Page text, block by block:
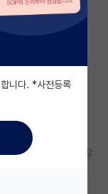
업해야되는데 어디 갈
니다. *사전등록